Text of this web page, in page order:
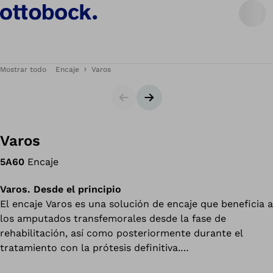
Mostrar todo Encaje Varos
DiapositivaSiguiente diapositiva
Varos
5A60 Encaje
Varos. Desde el principio
El encaje Varos es una solución de encaje que beneficia a
los amputados transfemorales desde la fase de
rehabilitación, así como posteriormente durante el
tratamiento con la prótesis definitiva.